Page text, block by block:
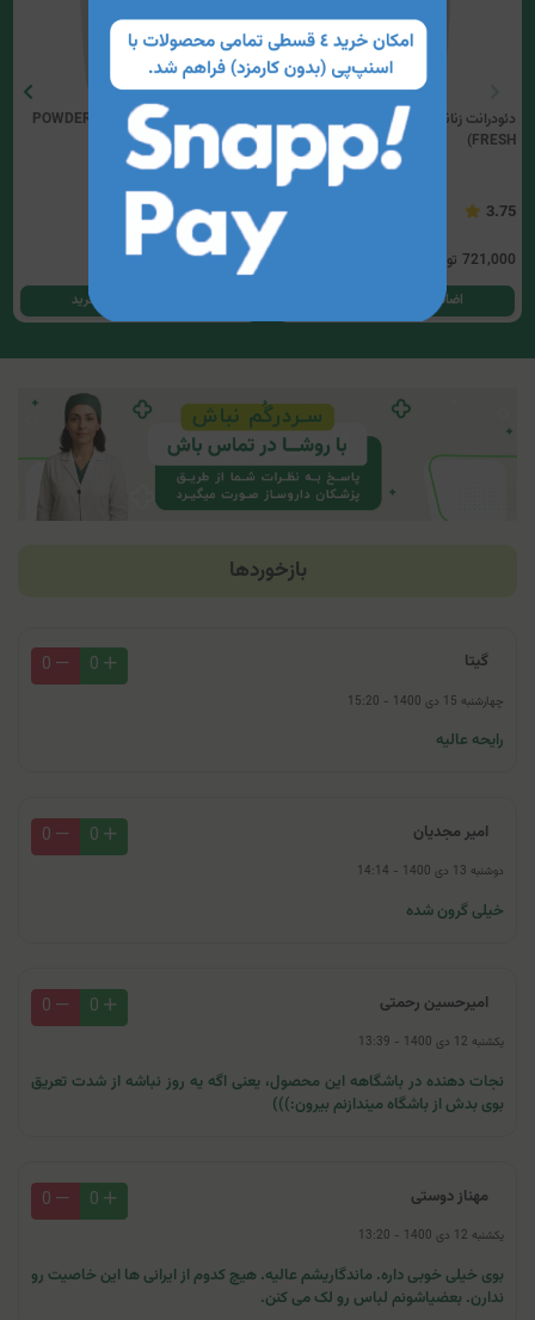
دئودرانت زنانه کلینیک کیندی(PURE
FRESH)
3.75
721,000 تومان
اضافه کردن به سبد خرید
دئودرانت زنانه کلینیک کیندی(POWDER
FRESH)
5
721,000 تومان
اضافه کردن به سبد خرید
بازخوردها
گیتا 0
0
چهارشنبه 15 دی 1400 - 15:20
رایحه عالیه
امیر مجدیان 0
0
دوشنبه 13 دی 1400 - 14:14
خیلی گرون شده
امیرحسین رحمتی 0
0
یکشنبه 12 دی 1400 - 13:39
نجات دهنده در باشگاهه این محصول، یعنی اگه یه روز نباشه از شدت تعریق
بوی بدش از باشگاه میندازنم بیرون:)))
مهناز دوستی 0
0
یکشنبه 12 دی 1400 - 13:20
بوی خیلی خوبی داره. ماندگاریشم عالیه. هیچ کدوم از ایرانی ها این خاصیت رو
ندارن. بعضیاشونم لباس رو لک می کنن.